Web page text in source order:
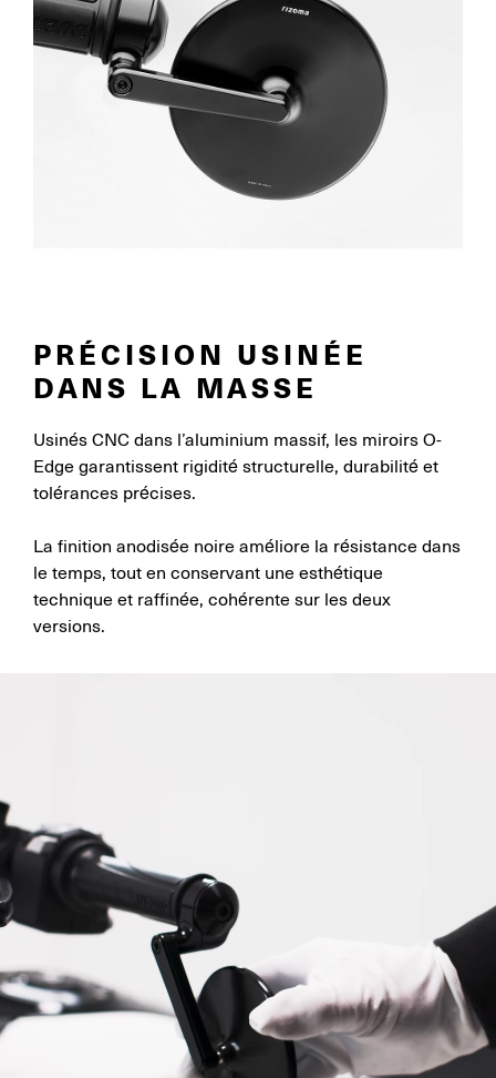
PRÉCISION USINÉE
DANS LA MASSE
Usinés CNC dans l’aluminium massif, les miroirs O-
Edge garantissent rigidité structurelle, durabilité et
tolérances précises.
La finition anodisée noire améliore la résistance dans
le temps, tout en conservant une esthétique
technique et raffinée, cohérente sur les deux
versions.